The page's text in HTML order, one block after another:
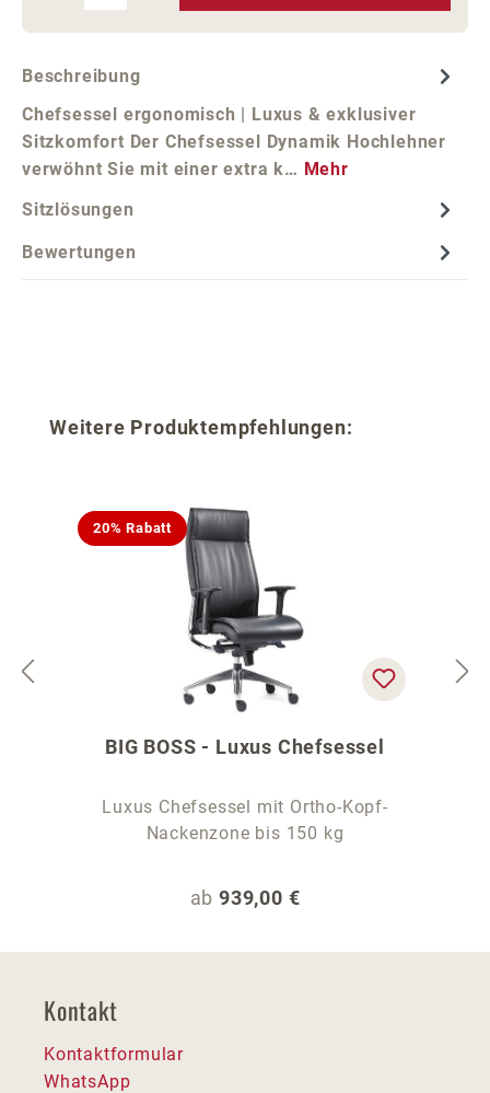
Beschreibung
Chefsessel ergonomisch | Luxus & exklusiver
Sitzkomfort Der Chefsessel Dynamik Hochlehner
verwöhnt Sie mit einer extra k… Mehr
Sitzlösungen
Bewertungen
Produktgalerie überspringen
Weitere Produktempfehlungen:
20% Rabatt
BIG BOSS - Luxus Chefsessel
Luxus Chefsessel mit Ortho-Kopf-
Nackenzone bis 150 kg
Regulärer Preis:
ab 939,00 €
Kontakt
Kontaktformular
WhatsApp